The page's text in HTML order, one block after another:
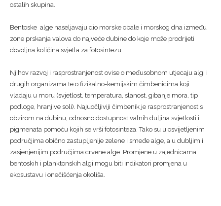
ostalih skupina.
Bentoske alge naseljavaju dio morske obale i morskog dna između
zone prskanja valova do najveće dubine do koje može prodrijeti
dovoljna količina svjetla za fotosintezu.
Njihov razvoj i rasprostranjenost ovise o međusobnom utjecaju algi i
drugih organizama te o fizikalno-kemijskim čimbenicima koji
vladaju u moru (svjetlost, temperatura, slanost, gibanje mora, tip
podloge, hranjive soli). Najuočljiviji čimbenik je rasprostranjenost s
obzirom na dubinu, odnosno dostupnost valnih duljina svjetlosti i
pigmenata pomoću kojih se vrši fotosinteza. Tako su u osvijetljenim
područjima obično zastupljenije zelene i smeđe alge, a u dubljim i
zasjenjenijim područjima crvene alge. Promjene u zajednicama
bentoskih i planktonskih algi mogu biti indikatori promjena u
ekosustavu i onečišćenja okoliša.